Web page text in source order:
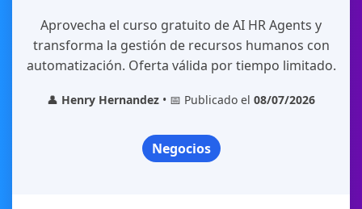
Aprovecha el curso gratuito de AI HR Agents y
transforma la gestión de recursos humanos con
automatización. Oferta válida por tiempo limitado.
👤 Henry Hernandez • 📅 Publicado el 08/07/2026
Negocios